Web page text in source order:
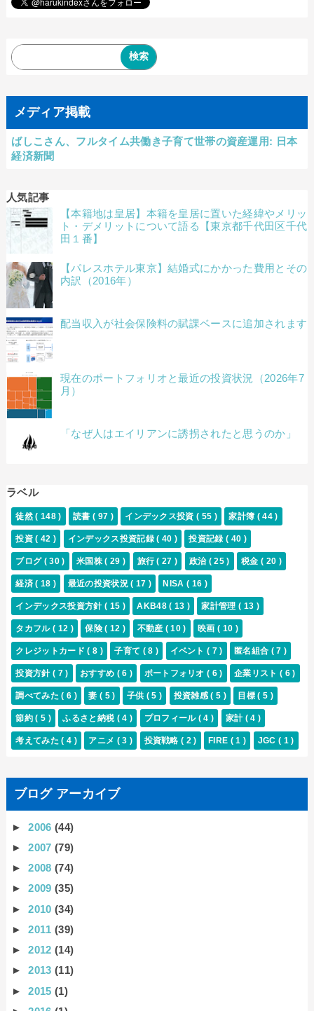
メディア掲載
ばしこさん、フルタイム共働き子育て世帯の資産運用: 日本
経済新聞
人気記事
【本籍地は皇居】本籍を皇居に置いた経緯やメリッ
ト・デメリットについて語る【東京都千代田区千代
田１番】
【パレスホテル東京】結婚式にかかった費用とその
内訳（2016年）
配当収入が社会保険料の賦課ベースに追加されます
現在のポートフォリオと最近の投資状況（2026年7
月）
「なぜ人はエイリアンに誘拐されたと思うのか」
ラベル
徒然( 148 ) 読書 ( 97 ) インデックス投資( 55 ) 家計簿 ( 44 )
投資( 42 ) インデックス投資記録( 40 ) 投資記録( 40 )
ブログ ( 30 ) 米国株( 29 ) 旅行( 27 ) 政治 ( 25 ) 税金 ( 20 )
経済( 18 ) 最近の投資状況( 17 ) NISA( 16 )
インデックス投資方針 ( 15 ) AKB48( 13 ) 家計管理( 13 )
タカフル( 12 ) 保険( 12 ) 不動産 ( 10 ) 映画( 10 )
クレジットカード( 8 ) 子育て ( 8 ) イベント( 7 ) 匿名組合 ( 7 )
投資方針( 7 ) おすすめ ( 6 ) ポートフォリオ( 6 ) 企業リスト ( 6 )
調べてみた( 6 ) 妻 ( 5 ) 子供 ( 5 ) 投資雑感( 5 ) 目標( 5 )
節約( 5 ) ふるさと納税 ( 4 ) プロフィール ( 4 ) 家計 ( 4 )
考えてみた( 4 ) アニメ ( 3 ) 投資戦略( 2 ) FIRE ( 1 ) JGC ( 1 )
ブログ アーカイブ
►2006(44)
►2007(79)
►2008(74)
►2009(35)
►2010(34)
►2011(39)
►2012(14)
►2013(11)
►2015(1)